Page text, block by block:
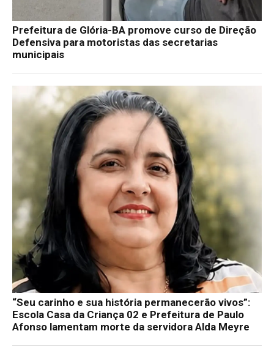
Prefeitura de Glória-BA promove curso de Direção
Defensiva para motoristas das secretarias
municipais
“Seu carinho e sua história permanecerão vivos”:
Escola Casa da Criança 02 e Prefeitura de Paulo
Afonso lamentam morte da servidora Alda Meyre